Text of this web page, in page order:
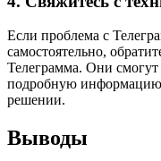
Если проблема с
самостоятельно,
Телеграмма. Они смогут
подробную информацию
решении.
Выводы